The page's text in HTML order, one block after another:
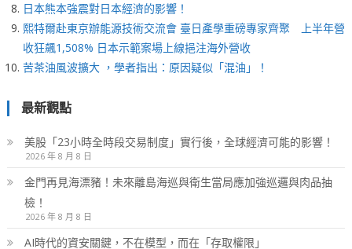
日本熊本強震對日本經濟的影響！
熙特爾赴東京辦能源技術交流會 臺日產學重磅專家齊聚 上半年營
收狂飆1,508% 日本示範案場上線挹注海外營收
苦茶油風波擴大 ，學者指出：原因疑似「混油」！
最新觀點
美股「23小時全時段交易制度」實行後，全球經濟可能的影響！
2026 年 8 月 8 日
金門再見海漂豬！未來離島海巡與衛生當局應加強巡邏與肉品抽
檢！
2026 年 8 月 8 日
AI時代的資安關鍵，不在模型，而在「存取權限」